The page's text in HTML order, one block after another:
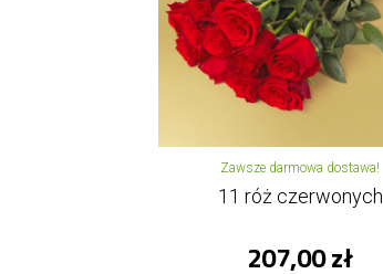
Zawsze darmowa dostawa!
11 róż czerwonych
207,00 zł